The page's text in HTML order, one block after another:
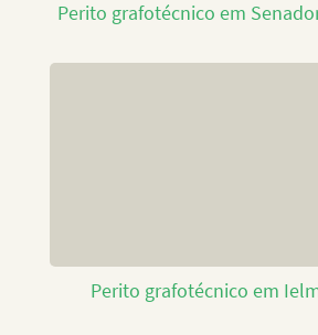
Perito grafotécnico em
Perito grafotécnico em